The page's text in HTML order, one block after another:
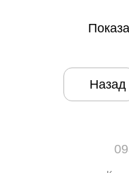
Назад